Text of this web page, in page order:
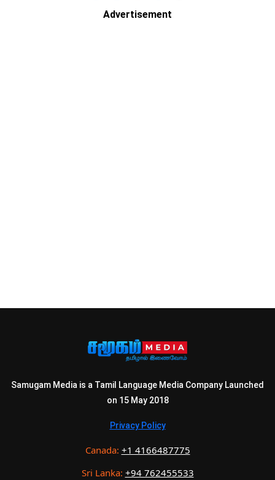
Advertisement
Samugam Media is a Tamil Language Media Company Launched
on 15 May 2018
Privacy Policy
Canada: +1 4166487775
Sri Lanka: +94 762455533